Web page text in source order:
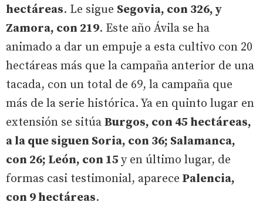
hectáreas. Le sigue Segovia, con 326, y
Zamora, con 219. Este año Ávila se ha
animado a dar un empuje a esta cultivo con 20
hectáreas más que la campaña anterior de una
tacada, con un total de 69, la campaña que
más de la serie histórica. Ya en quinto lugar en
extensión se sitúa Burgos, con 45 hectáreas,
a la que siguen Soria, con 36; Salamanca,
con 26; León, con 15 y en último lugar, de
formas casi testimonial, aparece Palencia,
con 9 hectáreas.